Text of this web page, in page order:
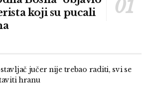
koji su pucali
jučer nije trebao raditi, svi se
hranu